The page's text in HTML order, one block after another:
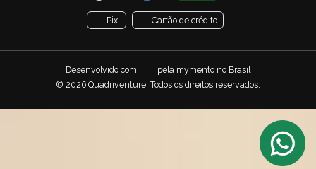
Pix Cartão de crédito
Desenvolvido com pela mymento no Brasil
© 2026 Quadriventure. Todos os direitos reservados.